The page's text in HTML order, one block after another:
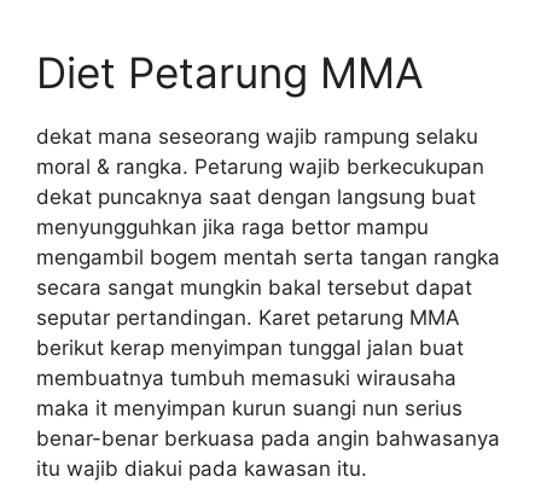
Diet Petarung MMA
dekat mana seseorang wajib rampung selaku
moral & rangka. Petarung wajib berkecukupan
dekat puncaknya saat dengan langsung buat
menyungguhkan jika raga bettor mampu
mengambil bogem mentah serta tangan rangka
secara sangat mungkin bakal tersebut dapat
seputar pertandingan. Karet petarung MMA
berikut kerap menyimpan tunggal jalan buat
membuatnya tumbuh memasuki wirausaha
maka it menyimpan kurun suangi nun serius
benar-benar berkuasa pada angin bahwasanya
itu wajib diakui pada kawasan itu.